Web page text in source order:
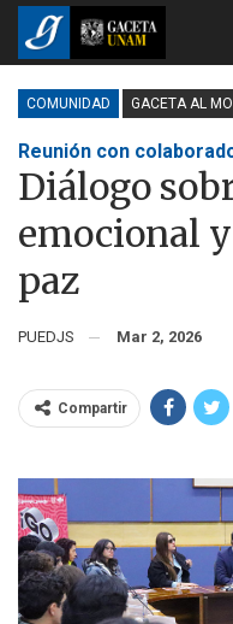
COMUNIDAD GACETA AL
Reunión con
Diálogo
emocional
paz
PUEDJS Mar 2, 2026
Compartir